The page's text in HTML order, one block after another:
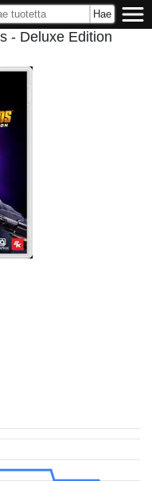
- Deluxe Edition